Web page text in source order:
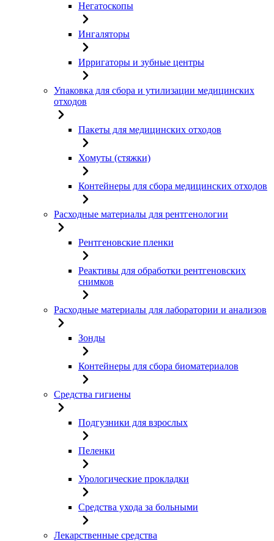
Негатоскопы
Ингаляторы
Ирригаторы и зубные центры
Упаковка для сбора и утилизации медицинских
отходов
Пакеты для медицинских отходов
Хомуты (стяжки)
Контейнеры для сбора медицинских отходов
Расходные материалы для рентгенологии
Рентгеновские пленки
Реактивы для обработки рентгеновских
снимков
Расходные материалы для лаборатории и анализов
Зонды
Контейнеры для сбора биоматериалов
Средства гигиены
Подгузники для взрослых
Пеленки
Урологические прокладки
Средства ухода за больными
Лекарственные средства